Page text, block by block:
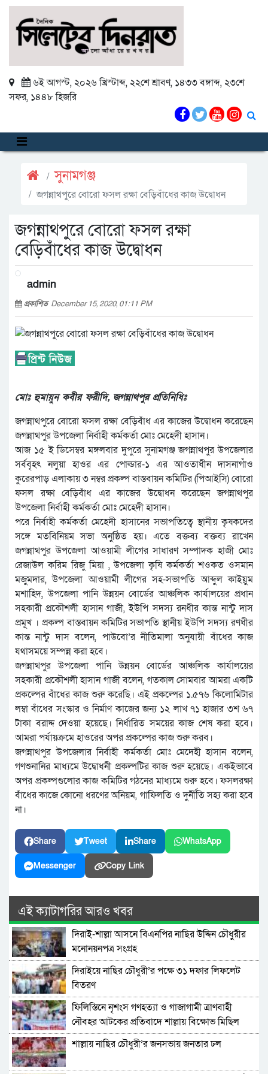
৬ই আগস্ট, ২০২৬ খ্রিস্টাব্দ, ২২শে শ্রাবণ, ১৪৩৩ বঙ্গাব্দ, ২৩শে
সফর, ১৪৪৮ হিজরি
সুনামগঞ্জ
জগন্নাথপুরে বোরো ফসল রক্ষা বেড়িবাঁধের কাজ উদ্বোধন
জগন্নাথপুরে বোরো ফসল রক্ষা
বেড়িবাঁধের কাজ উদ্বোধন
admin
প্রকাশিত December 15, 2020, 01:11 PM
মোঃ হুমায়ুন কবীর ফরীদি, জগন্নাথপুর প্রতিনিধিঃ
জগন্নাথপুরে বোরো ফসল রক্ষা বেড়িবাঁধ এর কাজের উদ্বোধন করেছেন
জগন্নাথপুর উপজেলা নির্বাহী কর্মকর্তা মোঃ মেহেদী হাসান।
আজ ১৫ ই ডিসেম্বর মঙ্গলবার দুপুরে সুনামগঞ্জ জগন্নাথপুর উপজেলার
সর্ববৃহৎ নলুয়া হাওর এর পোল্ডার-১ এর আওতাধীন দাসনাগাঁও
কুরেরপাড় এলাকায় ৩ নম্বর প্রকল্প বাস্তবায়ন কমিটির (পিআইসি) বোরো
ফসল রক্ষা বেড়িবাঁধ এর কাজের উদ্বোধন করেছেন জগন্নাথপুর
উপজেলা নির্বাহী কর্মকর্তা মোঃ মেহেদী হাসান।
পরে নির্বাহী কর্মকর্তা মেহেদী হাসানের সভাপতিত্বে স্থানীয় কৃষকদের
সঙ্গে মতবিনিয়ম সভা অনুষ্ঠিত হয়। এতে বক্তব্য বক্তব্য রাখেন
জগন্নাথপুর উপজেলা আওয়ামী লীগের সাধারণ সম্পাদক হাজী মোঃ
রেজাউল করিম রিজু মিয়া , উপজেলা কৃষি কর্মকর্তা শওকত ওসমান
মজুমদার, উপজেলা আওয়ামী লীগের সহ-সভাপতি আব্দুল কাইয়ুম
মশাহিদ, উপজেলা পানি উন্নয়ন বোর্ডের আঞ্চলিক কার্যালয়ের প্রধান
সহকারী প্রকৌশলী হাসান গাজী, ইউপি সদস্য রনধীর কান্ত নান্টু দাস
প্রমূখ । প্রকল্প বাস্তবায়ন কমিটির সভাপতি স্থানীয় ইউপি সদস্য রণধীর
কান্ত নান্টু দাস বলেন, পাউবো’র নীতিমালা অনুযায়ী বাঁধের কাজ
যথাসময়ে সম্পন্ন করা হবে।
জগন্নাথপুর উপজেলা পানি উন্নয়ন বোর্ডের আঞ্চলিক কার্যালয়ের
সহকারী প্রকৌশলী হাসান গাজী বলেন, গতকাল সোমবার আমরা একটি
প্রকল্পের বাঁধের কাজ শুরু করেছি। এই প্রকল্পের ১.৫৭৬ কিলোমিটার
লম্বা বাঁধের সংস্কার ও নির্মাণ কাজের জন্য ১২ লাখ ৭১ হাজার ৩শ ৬৭
টাকা বরাদ্দ দেওয়া হয়েছে। নির্ধারিত সময়ের কাজ শেষ করা হবে।
আমরা পর্যায়ক্রমে হাওরের অপর প্রকল্পের কাজ শুরু করব।
জগন্নাথপুর উপজেলার নির্বাহী কর্মকর্তা মোঃ মেদেহী হাসান বলেন,
গণশুনানির মাধ্যমে উদ্বোধনী প্রকল্পটির কাজ শুরু হয়েছে। একইভাবে
অপর প্রকল্পগুলোর কাজ কমিটির গঠনের মাধ্যমে শুরু হবে। ফসলরক্ষা
বাঁধের কাজে কোনো ধরণের অনিয়ম, গাফিলতি ও দুর্নীতি সহ্য করা হবে
না।
Share Tweet Share WhatsApp
Messenger Copy Link
এই ক্যাটাগরির আরও খবর
দিরাই-শাল্লা আসনে বিএনপির নাছির উদ্দিন চৌধুরীর
মনোনয়নপত্র সংগ্রহ
দিরাইয়ে নাছির চৌধুরী’র পক্ষে ৩১ দফার লিফলেট
বিতরণ
ফিলিস্তিনে নৃশংস গণহত্যা ও গাজাগামী ত্রাণবাহী
নৌবহর আটকের প্রতিবাদে শাল্লায় বিক্ষোভ মিছিল
শাল্লায় নাছির চৌধুরী’র জনসভায় জনতার ঢল